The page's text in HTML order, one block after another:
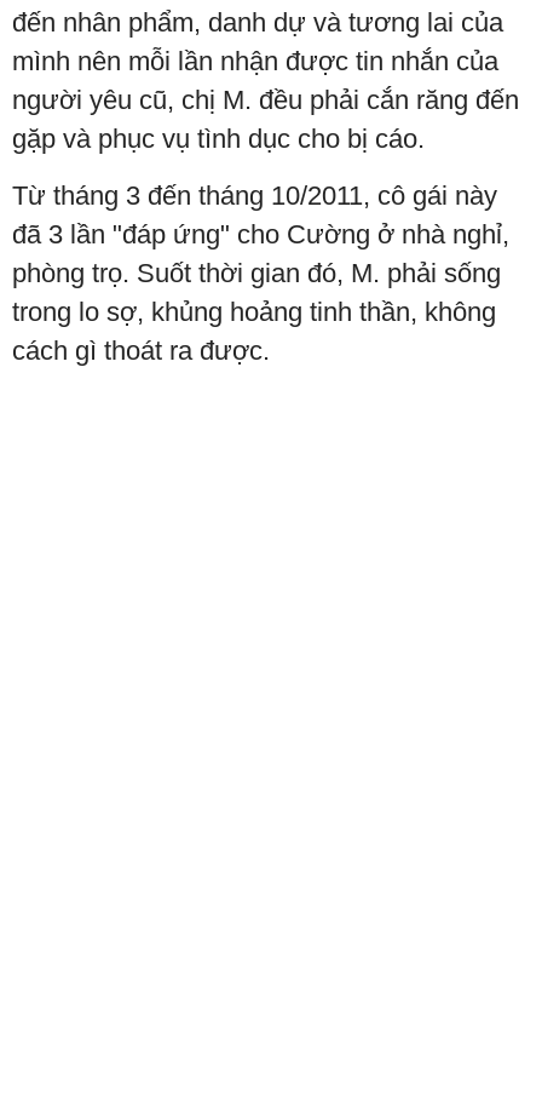
đến nhân phẩm, danh dự và tương lai của
mình nên mỗi lần nhận được tin nhắn của
người yêu cũ, chị M. đều phải cắn răng đến
gặp và phục vụ tình dục cho bị cáo.
Từ tháng 3 đến tháng 10/2011, cô gái này
đã 3 lần "đáp ứng" cho Cường ở nhà nghỉ,
phòng trọ. Suốt thời gian đó, M. phải sống
trong lo sợ, khủng hoảng tinh thần, không
cách gì thoát ra được.